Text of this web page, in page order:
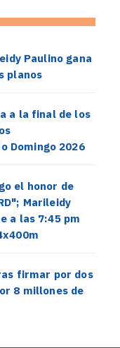
Paulino gana
planos
a la final de los
Domingo 2026
el honor de
Marileidy
a las 7:45 pm
firmar por dos
8 millones de